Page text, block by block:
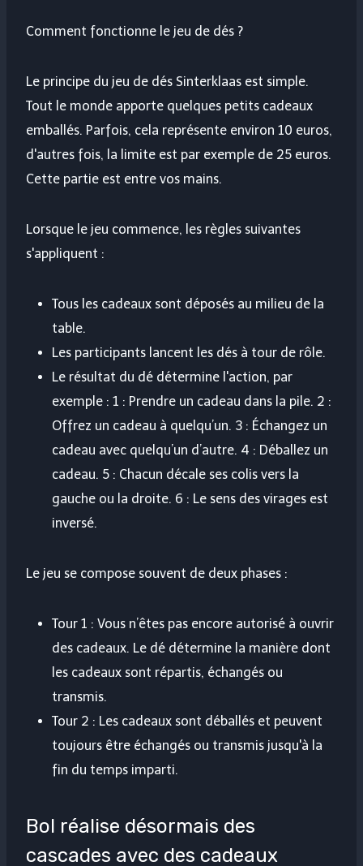
Comment fonctionne le jeu de dés ?
Le principe du jeu de dés Sinterklaas est simple.
Tout le monde apporte quelques petits cadeaux
emballés. Parfois, cela représente environ 10 euros,
d'autres fois, la limite est par exemple de 25 euros.
Cette partie est entre vos mains.
Lorsque le jeu commence, les règles suivantes
s'appliquent :
Tous les cadeaux sont déposés au milieu de la
table.
Les participants lancent les dés à tour de rôle.
Le résultat du dé détermine l'action, par
exemple : 1 : Prendre un cadeau dans la pile. 2 :
Offrez un cadeau à quelqu’un. 3 : Échangez un
cadeau avec quelqu’un d’autre. 4 : Déballez un
cadeau. 5 : Chacun décale ses colis vers la
gauche ou la droite. 6 : Le sens des virages est
inversé.
Le jeu se compose souvent de deux phases :
Tour 1 : Vous n’êtes pas encore autorisé à ouvrir
des cadeaux. Le dé détermine la manière dont
les cadeaux sont répartis, échangés ou
transmis.
Tour 2 : Les cadeaux sont déballés et peuvent
toujours être échangés ou transmis jusqu'à la
fin du temps imparti.
Bol réalise désormais des
cascades avec des cadeaux